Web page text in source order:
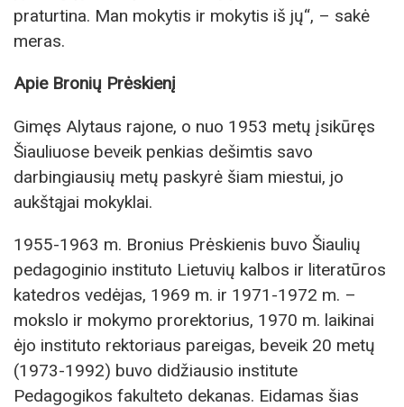
praturtina. Man mokytis ir mokytis iš jų“, – sakė
meras.
Apie Bronių Prėskienį
Gimęs Alytaus rajone, o nuo 1953 metų įsikūręs
Šiauliuose beveik penkias dešimtis savo
darbingiausių metų paskyrė šiam miestui, jo
aukštąjai mokyklai.
1955-1963 m. Bronius Prėskienis buvo Šiaulių
pedagoginio instituto Lietuvių kalbos ir literatūros
katedros vedėjas, 1969 m. ir 1971-1972 m. –
mokslo ir mokymo prorektorius, 1970 m. laikinai
ėjo instituto rektoriaus pareigas, beveik 20 metų
(1973-1992) buvo didžiausio institute
Pedagogikos fakulteto dekanas. Eidamas šias